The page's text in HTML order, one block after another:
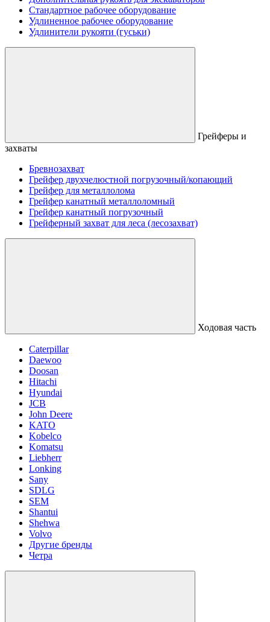
Стандартное рабочее оборудование
Удлиненное рабочее оборудование
Удлинители рукояти (гуськи)
Грейферы и
захваты
Бревнозахват
Грейфер двухчелюстной погрузочный/копающий
Грейфер для металлолома
Грейфер канатный металлоломный
Грейфер канатный погрузочный
Грейферный захват для леса (лесозахват)
Ходовая часть
Caterpillar
Daewoo
Doosan
Hitachi
Hyundai
JCB
John Deere
KATO
Kobelco
Komatsu
Liebherr
Lonking
Sany
SDLG
SEM
Shantui
Shehwa
Volvo
Другие бренды
Четра